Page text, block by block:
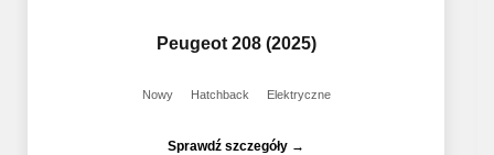
Peugeot 208 (2025)
Nowy Hatchback Elektryczne
Sprawdź szczegóły →